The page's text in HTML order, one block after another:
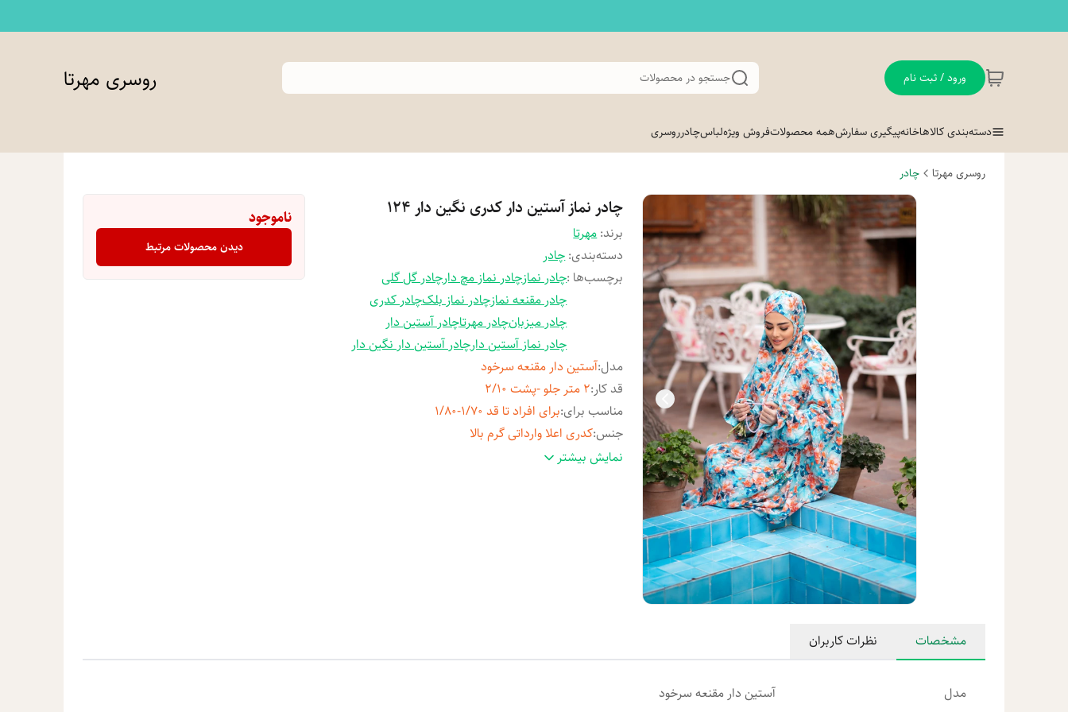
ورود / ثبت نام جستجو در محصولات روسری مهرتا
دسته‌بندی کالاهاخانهپیگیری سفارشهمه محصولاتفروش ویژهلباسچادرروسری
روسری مهرتا چادر
چادر نماز آستین دار کدری نگین دار 124
برند:مهرتا
دسته‌بندی:چادر
برچسب‌ها :چادر نمازچادر نماز مچ دارچادر گل گلی
چادر مقنعه نمازچادر نماز بلکچادر کدری
چادر میزبانچادر مهرتاچادر آستین دار
چادر نماز آستین دارچادر آستین دار نگین دار
مدل:آستین دار مقنعه سرخود
قد کار:2 متر جلو -پشت 2/10
مناسب برای:برای افراد تا قد 1/70-1/80
جنس:کدری اعلا وارداتی گرم بالا
عرض کار:2/40 متر
نمایش بیشتر
ناموجود
دیدن محصولات مرتبط
مشخصات نظرات کاربران
مدل آستین دار مقنعه سرخود